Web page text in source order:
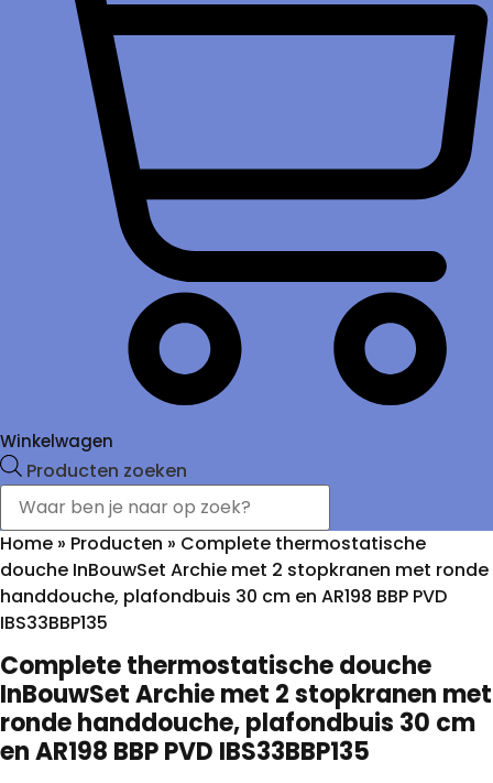
Winkelwagen
Producten zoeken
Home » Producten » Complete thermostatische
douche InBouwSet Archie met 2 stopkranen met ronde
handdouche, plafondbuis 30 cm en AR198 BBP PVD
IBS33BBP135
Complete thermostatische douche
InBouwSet Archie met 2 stopkranen met
ronde handdouche, plafondbuis 30 cm
en AR198 BBP PVD IBS33BBP135